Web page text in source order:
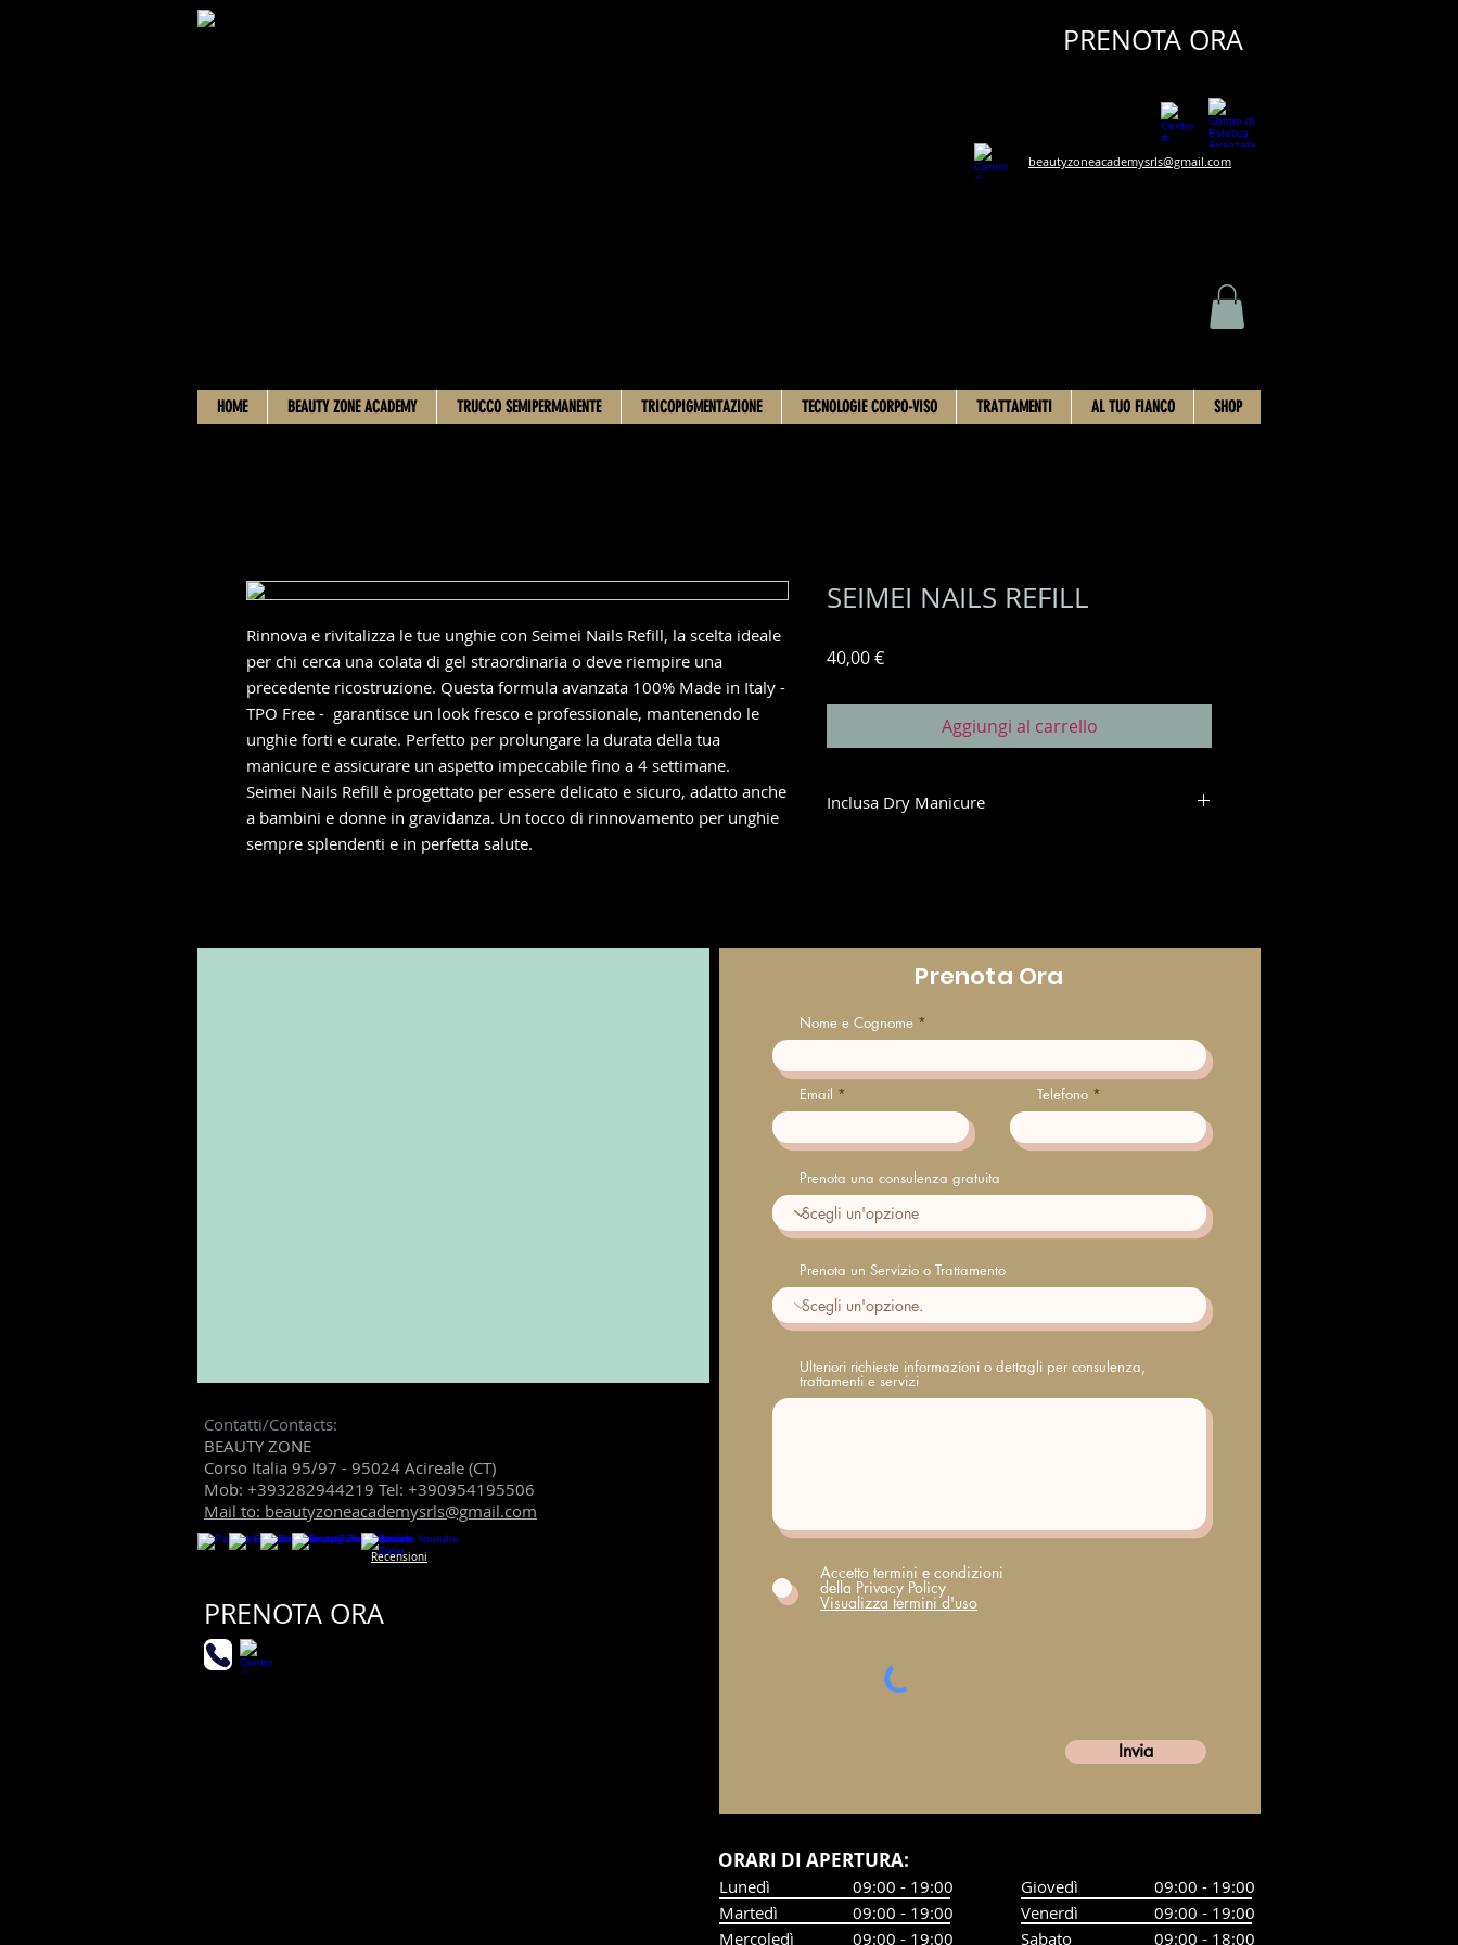
PRENOTA ORA
beautyzoneacademysrls@gmail.com
HOME BEAUTY ZONE ACADEMY TRUCCO SEMIPERMANENTE TRICOPIGMENTAZIONE TECNOLOGIE CORPO-VISO TRATTAMENTI AL TUO FIANCO SHOP
Rinnova e rivitalizza le tue unghie con Seimei Nails Refill, la scelta ideale
per chi cerca una colata di gel straordinaria o deve riempire una
precedente ricostruzione. Questa formula avanzata 100% Made in Italy -
TPO Free - garantisce un look fresco e professionale, mantenendo le
unghie forti e curate. Perfetto per prolungare la durata della tua
manicure e assicurare un aspetto impeccabile fino a 4 settimane.
Seimei Nails Refill è progettato per essere delicato e sicuro, adatto anche
a bambini e donne in gravidanza. Un tocco di rinnovamento per unghie
sempre splendenti e in perfetta salute.
SEIMEI NAILS REFILL
40,00 €Prezzo
Aggiungi al carrello
Inclusa Dry Manicure
Contatti/Contacts:
BEAUTY ZONE
Corso Italia 95/97 - 95024 Acireale (CT)
Mob: +393282944219 Tel: +390954195506
Mail to: beautyzoneacademysrls@gmail.com
Recensioni
PRENOTA ORA
Prenota Ora
Nome e Cognome
Email Telefono
Prenota una consulenza gratuita
Prenota un Servizio o Trattamento
Ulteriori richieste informazioni o dettagli per consulenza,
trattamenti e servizi
Accetto termini e condizioni
della Privacy Policy
Visualizza termini d'uso
Invia
​ORARI DI APERTURA:
Lunedì
Martedì
Mercoledì
09:00 - 19:00
09:00 - 19:00
09:00 - 19:00
Giovedì
Venerdì
Sabato
09:00 - 19:00
09:00 - 19:00
09:00 - 18:00